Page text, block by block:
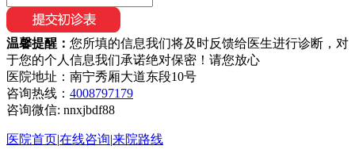
温馨提醒： 您所填的信息我们将及时反馈给医生进行诊断，对
于您的个人信息我们承诺绝对保密！请您放心
医院地址：南宁秀厢大道东段10号
咨询热线： 4008797179
咨询微信: nnxjbdf88
医院首页|在线咨询|来院路线